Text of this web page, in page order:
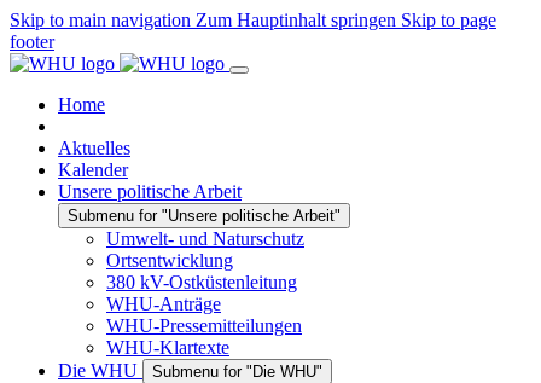
Skip to main navigation Zum Hauptinhalt springen Skip to page
footer
Home
Aktuelles
Kalender
Unsere politische Arbeit
Submenu for "Unsere politische Arbeit"
Umwelt- und Naturschutz
Ortsentwicklung
380 kV-Ostküstenleitung
WHU-Anträge
WHU-Pressemitteilungen
WHU-Klartexte
Die WHU
Submenu for "Die WHU"